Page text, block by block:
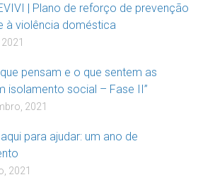
| Plano de reforço de prevenção
à violência doméstica
que pensam e o que sentem as
isolamento social – Fase II”
2021
para ajudar: um ano de
2021